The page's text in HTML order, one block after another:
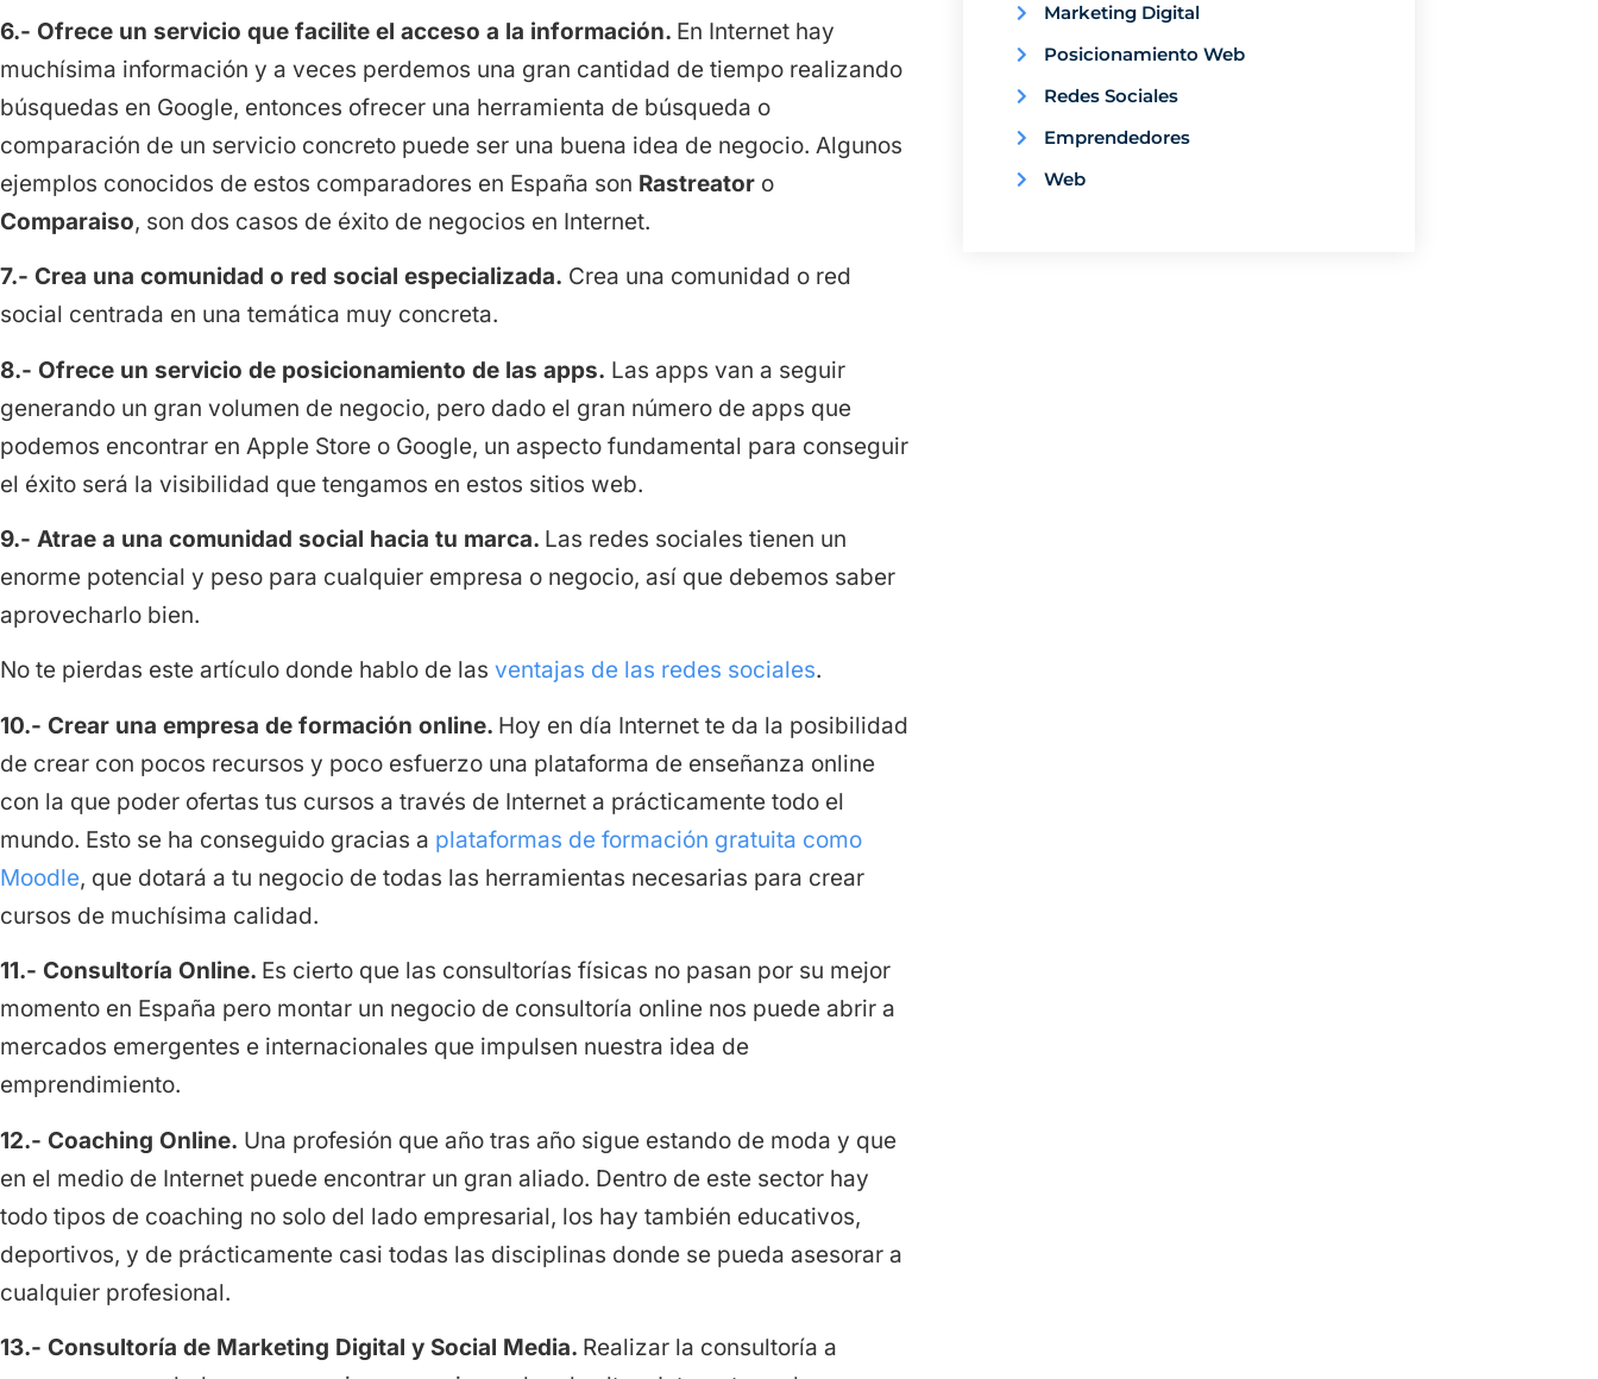
6.- Ofrece un servicio que facilite el acceso a la información. En Internet hay
muchísima información y a veces perdemos una gran cantidad de tiempo realizando
búsquedas en Google, entonces ofrecer una herramienta de búsqueda o
comparación de un servicio concreto puede ser una buena idea de negocio. Algunos
ejemplos conocidos de estos comparadores en España son Rastreator o
Comparaiso, son dos casos de éxito de negocios en Internet.
7.- Crea una comunidad o red social especializada. Crea una comunidad o red
social centrada en una temática muy concreta.
8.- Ofrece un servicio de posicionamiento de las apps. Las apps van a seguir
generando un gran volumen de negocio, pero dado el gran número de apps que
podemos encontrar en Apple Store o Google, un aspecto fundamental para conseguir
el éxito será la visibilidad que tengamos en estos sitios web.
9.- Atrae a una comunidad social hacia tu marca. Las redes sociales tienen un
enorme potencial y peso para cualquier empresa o negocio, así que debemos saber
aprovecharlo bien.
No te pierdas este artículo donde hablo de las ventajas de las redes sociales.
10.- Crear una empresa de formación online. Hoy en día Internet te da la posibilidad
de crear con pocos recursos y poco esfuerzo una plataforma de enseñanza online
con la que poder ofertas tus cursos a través de Internet a prácticamente todo el
mundo. Esto se ha conseguido gracias a plataformas de formación gratuita como
Moodle, que dotará a tu negocio de todas las herramientas necesarias para crear
cursos de muchísima calidad.
11.- Consultoría Online. Es cierto que las consultorías físicas no pasan por su mejor
momento en España pero montar un negocio de consultoría online nos puede abrir a
mercados emergentes e internacionales que impulsen nuestra idea de
emprendimiento.
12.- Coaching Online. Una profesión que año tras año sigue estando de moda y que
en el medio de Internet puede encontrar un gran aliado. Dentro de este sector hay
todo tipos de coaching no solo del lado empresarial, los hay también educativos,
deportivos, y de prácticamente casi todas las disciplinas donde se pueda asesorar a
cualquier profesional.
13.- Consultoría de Marketing Digital y Social Media. Realizar la consultoría a
Marketing Digital
Posicionamiento Web
Redes Sociales
Emprendedores
Web